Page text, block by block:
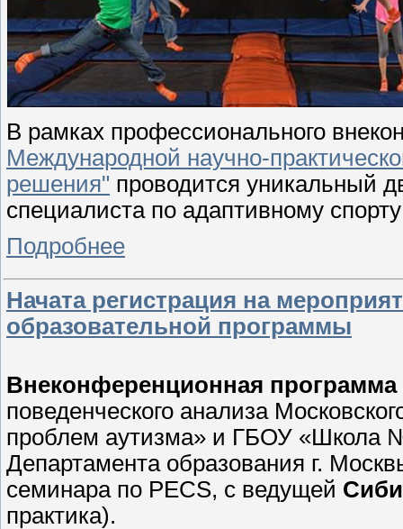
В рамках профессионального
Международной научно-
решения" проводится уникальный
специалиста по адаптивному
Подробнее
Начата регистрация на
образовательной программы
Внеконференционная программа
поведенческого анализа
проблем аутизма» и ГБОУ «Школа
Департамента образования г.
семинара по PECS, с ведущей
практика).